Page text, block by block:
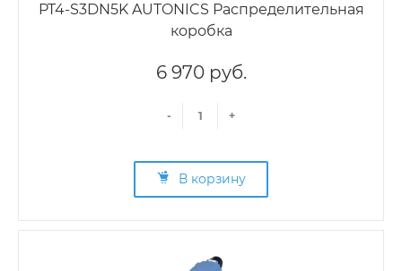
PT4-S3DN5K AUTONICS Распределительная
коробка
6 970 руб.
- +
В корзину